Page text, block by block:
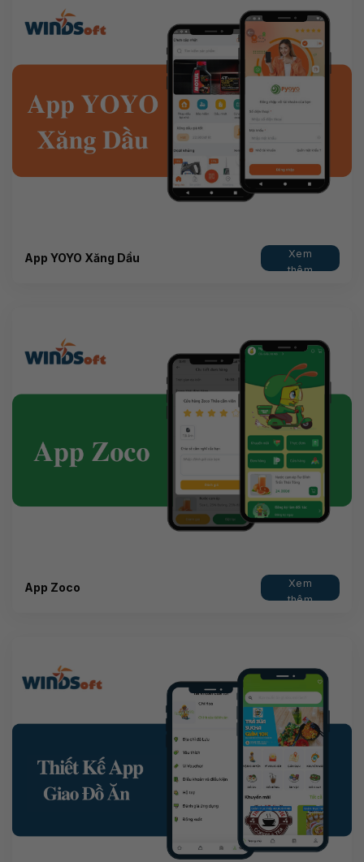
App YOYO Xăng Dầu
Xem
thêm
App Zoco
Xem
thêm